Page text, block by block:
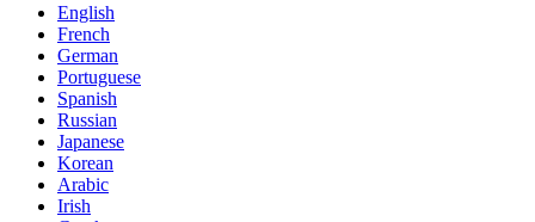
English
French
German
Portuguese
Spanish
Russian
Japanese
Korean
Arabic
Irish